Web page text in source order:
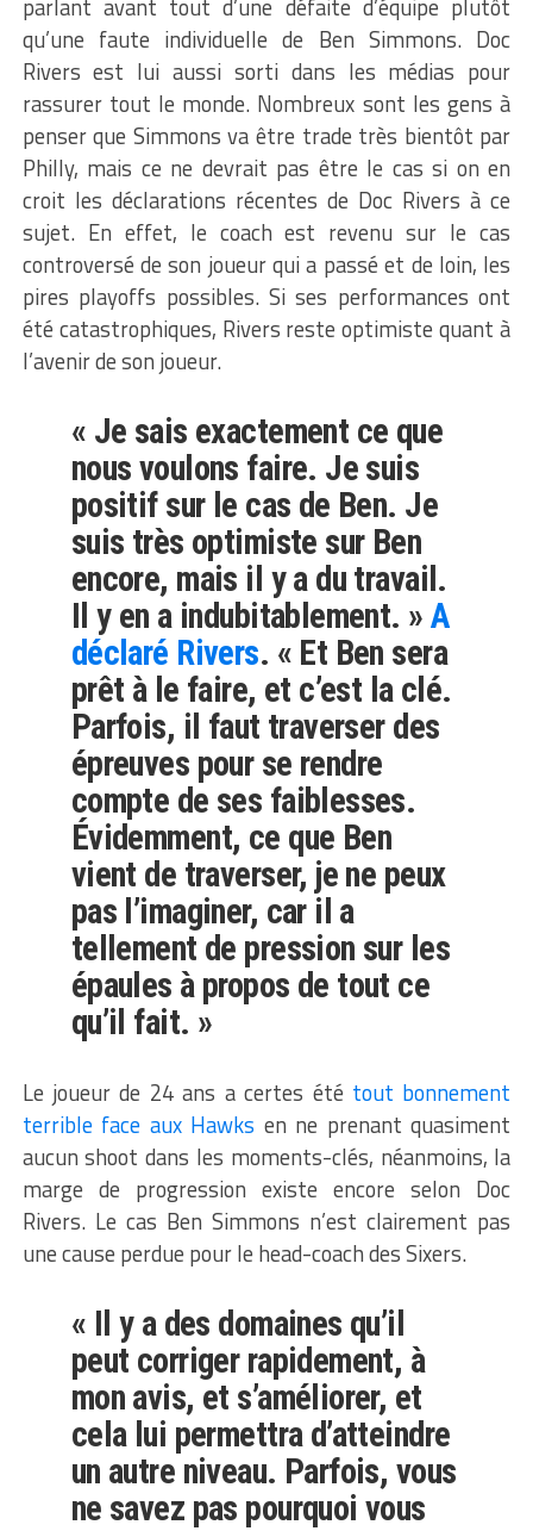
parlant avant tout d’une défaite d’équipe plutôt
qu’une faute individuelle de Ben Simmons. Doc
Rivers est lui aussi sorti dans les médias pour
rassurer tout le monde. Nombreux sont les gens à
penser que Simmons va être trade très bientôt par
Philly, mais ce ne devrait pas être le cas si on en
croit les déclarations récentes de Doc Rivers à ce
sujet. En effet, le coach est revenu sur le cas
controversé de son joueur qui a passé et de loin, les
pires playoffs possibles. Si ses performances ont
été catastrophiques, Rivers reste optimiste quant à
l’avenir de son joueur.
« Je sais exactement ce que
nous voulons faire. Je suis
positif sur le cas de Ben. Je
suis très optimiste sur Ben
encore, mais il y a du travail.
Il y en a indubitablement. »A
déclaré Rivers. « Et Ben sera
prêt à le faire, et c’est la clé.
Parfois, il faut traverser des
épreuves pour se rendre
compte de ses faiblesses.
Évidemment, ce que Ben
vient de traverser, je ne peux
pas l’imaginer, car il a
tellement de pression sur les
épaules à propos de tout ce
qu’il fait. »
Le joueur de 24 ans a certes été tout bonnement
terrible face aux Hawks en ne prenant quasiment
aucun shoot dans les moments-clés, néanmoins, la
marge de progression existe encore selon Doc
Rivers. Le cas Ben Simmons n’est clairement pas
une cause perdue pour le head-coach des Sixers.
« Il y a des domaines qu’il
peut corriger rapidement, à
mon avis, et s’améliorer, et
cela lui permettra d’atteindre
un autre niveau. Parfois, vous
ne savez pas pourquoi vous